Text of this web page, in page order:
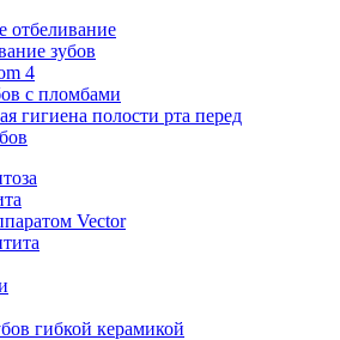
отбеливание
зубов
4
с пломбами
гигиена полости рта перед
Vector
гибкой керамикой